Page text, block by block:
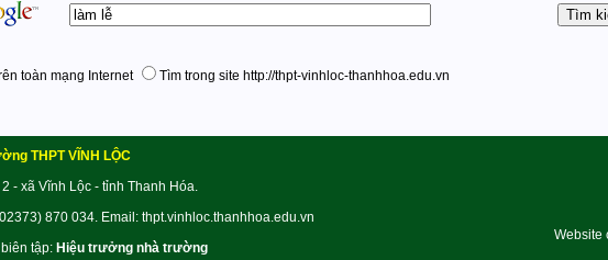
toàn mạng Internet Tìm trong site http://thpt-vinhloc-thanhhoa.edu.vn
THPT VĨNH LỘC
- xã Vĩnh Lộc - tỉnh Thanh Hóa.
870 034. Email: thpt.vinhloc.thanhhoa.edu.vn
tập: Hiệu trưởng nhà trường
Website